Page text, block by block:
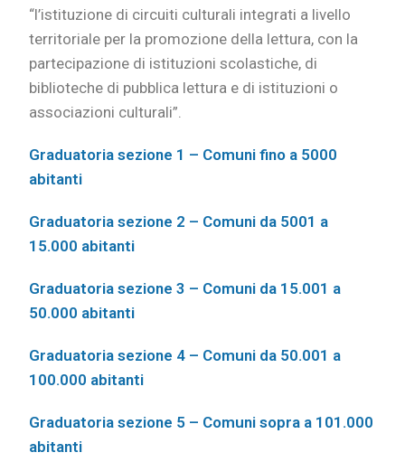
“l’istituzione di circuiti culturali integrati a livello
territoriale per la promozione della lettura, con la
partecipazione di istituzioni scolastiche, di
biblioteche di pubblica lettura e di istituzioni o
associazioni culturali”.
Graduatoria sezione 1 – Comuni fino a 5000
abitanti
Graduatoria sezione 2 – Comuni da 5001 a
15.000 abitanti
Graduatoria sezione 3 – Comuni da 15.001 a
50.000 abitanti
Graduatoria sezione 4 – Comuni da 50.001 a
100.000 abitanti
Graduatoria sezione 5 – Comuni sopra a 101.000
abitanti